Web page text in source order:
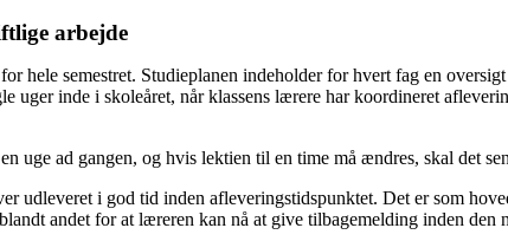
arbejde
hele semestret. Studieplanen indeholder for hvert fag en
uger inde i skoleåret, når klassens lærere har koordineret
uge ad gangen, og hvis lektien til en time må ændres, skal det
udleveret i god tid inden afleveringstidspunktet. Det er som
andet for at læreren kan nå at give tilbagemelding inden den